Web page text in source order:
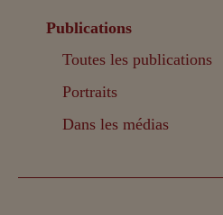
Publications
Toutes les publications
Portraits
Dans les médias